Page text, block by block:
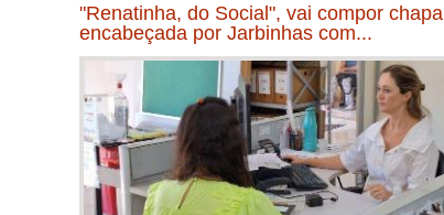
"Renatinha, do Social", vai compor chapa
encabeçada por Jarbinhas com...